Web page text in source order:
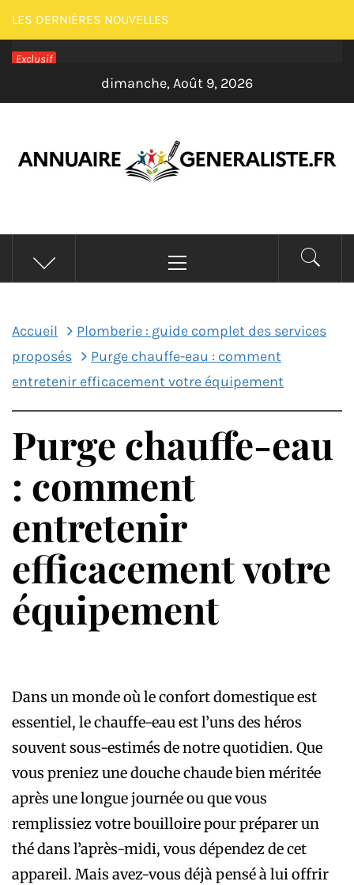
Passer
au
contenu
LES DERNIÈRES NOUVELLES
Exclusif
dimanche, Août 9, 2026
ANNUAIRE
GENERALISTE –
principal
Accueil
Plomberie : guide complet des services
proposés
Purge chauffe-eau : comment
entretenir efficacement votre équipement
Purge chauffe-eau
: comment
entretenir
efficacement votre
équipement
Dans un monde où le confort domestique est
essentiel, le chauffe-eau est l’uns des héros
souvent sous-estimés de notre quotidien. Que
vous preniez une douche chaude bien méritée
après une longue journée ou que vous
remplissiez votre bouilloire pour préparer un
thé dans l’après-midi, vous dépendez de cet
appareil. Mais avez-vous déjà pensé à lui offrir